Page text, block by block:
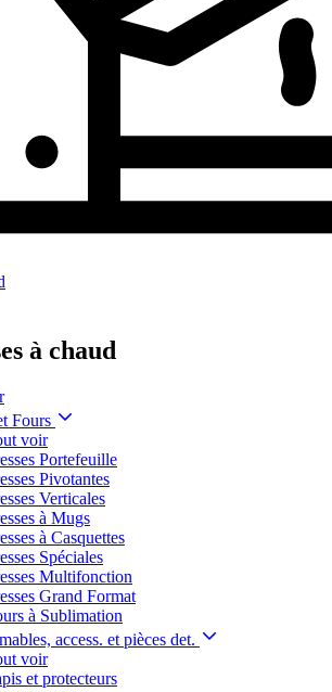
à chaud
Fours
voir
Portefeuille
Pivotantes
Verticales
à Mugs
à Casquettes
Spéciales
Multifonction
Grand Format
à Sublimation
access. et pièces det.
voir
et protecteurs